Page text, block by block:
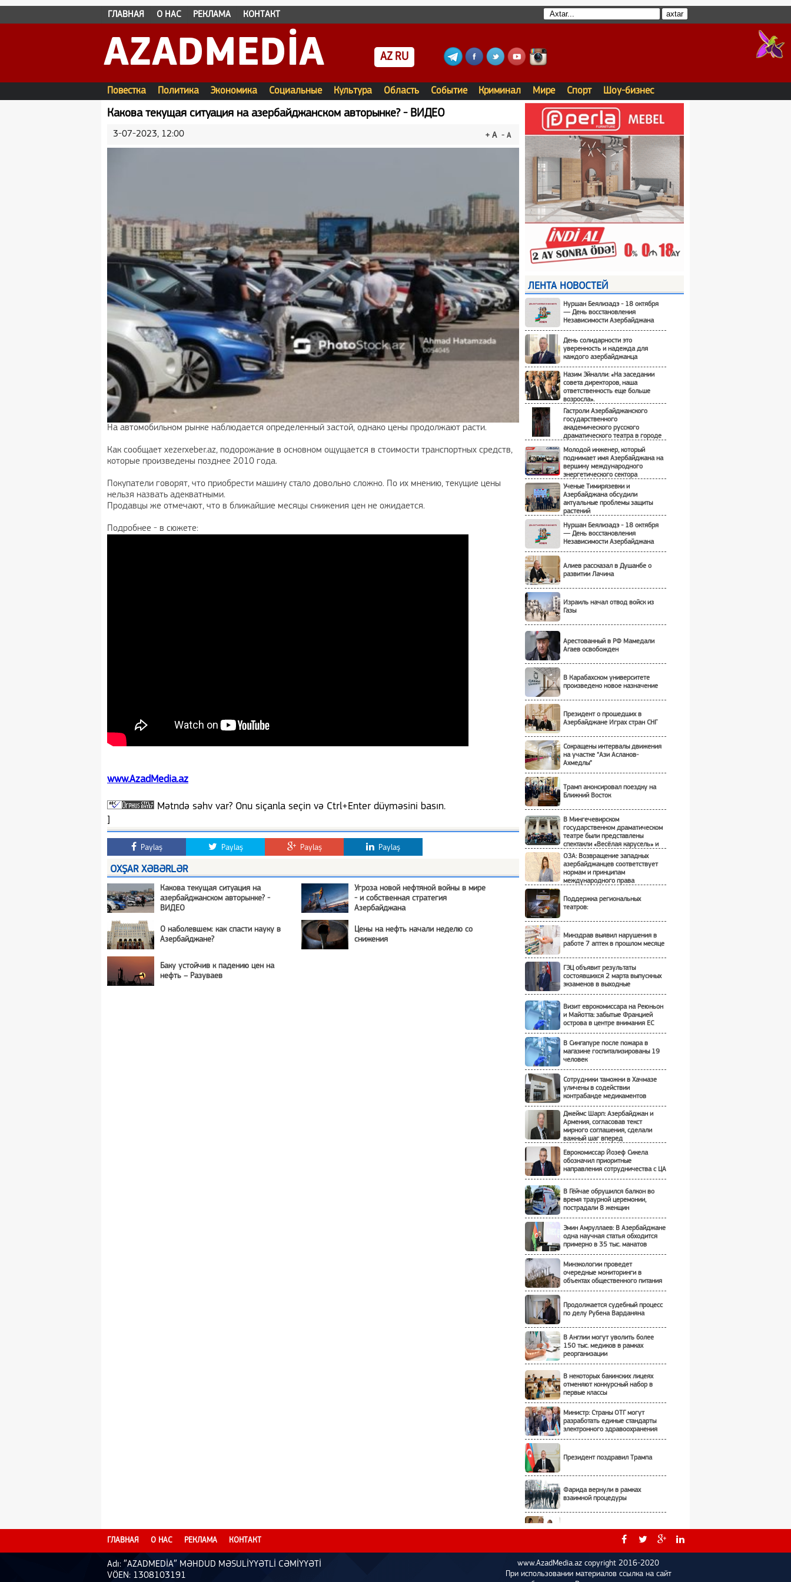
ГЛАВНАЯ О НАС РЕКЛАМА КОНТАКТ
AZADMEDIA AZ RU
Повестка Политика Экономика Социальные Культура Область Событие Криминал Мире Спорт
Шоу-бизнес
Видео
ФОТО
Какова текущая ситуация на азербайджанском авторынке? - ВИДЕО
+ A - A
3-07-2023, 12:00
На автомобильном рынке наблюдается определенный застой, однако цены продолжают расти.
Как сообщает хezerxeber.az, подорожание в основном ощущается в стоимости транспортных средств,
которые произведены позднее 2010 года.
Покупатели говорят, что приобрести машину стало довольно сложно. По их мнению, текущие цены
нельзя назвать адекватными.
Продавцы же отмечают, что в ближайшие месяцы снижения цен не ожидается.
Подробнее - в сюжете:
www.AzadMedia.az
Mətndə səhv var? Onu siçanla seçin və Ctrl+Enter düyməsini basın.
]
Paylaş Paylaş Paylaş Paylaş
OXŞAR XƏBƏRLƏR
Какова текущая ситуация на
азербайджанском авторынке? -
ВИДЕО
Угроза новой нефтяной войны в мире
- и собственная стратегия
Азербайджана
О наболевшем: как спасти науку в
Азербайджане?
Цены на нефть начали неделю со
снижения
Баку устойчив к падению цен на
нефть – Разуваев
ЛЕНТА НОВОСТЕЙ
Нуршан Беялизадэ - 18 октября
— День восстановления
Независимости Азербайджана
День солидарности это
уверенность и надежда для
каждого азербайджанца
Назим Эйналли: «На заседании
совета директоров, наша
ответственность еще больше
возросла».
Гастроли Азербайджанского
государственного
академического русского
драматического театра в городе
Молодой инженер, который
поднимает имя Азербайджана на
вершину международного
энергетического сектора
Ученые Тимирязевки и
Азербайджана обсудили
актуальные проблемы защиты
растений
Нуршан Беялизадэ - 18 октября
— День восстановления
Независимости Азербайджана
Алиев рассказал в Душанбе о
развитии Лачина
Израиль начал отвод войск из
Газы
Арестованный в РФ Мамедали
Агаев освобожден
В Карабахском университете
произведено новое назначение
Президент о прошедших в
Азербайджане Играх стран СНГ
Сокращены интервалы движения
на участке “Ази Асланов-
Ахмедлы”
Трамп анонсировал поездку на
Ближний Восток
В Мингечевирском
государственном драматическом
театре были представлены
спектакли «Весёлая карусель» и
«Бременские музыканты» - ФОТО
ОЗА: Возвращение западных
азербайджанцев соответствует
нормам и принципам
международного права
Поддержка региональных
театров:
Минздрав выявил нарушения в
работе 7 аптек в прошлом месяце
ГЭЦ объявит результаты
состоявшихся 2 марта выпускных
экзаменов в выходные
Визит еврокомиссара на Реюньон
и Майотта: забытые Францией
острова в центре внимания ЕС
В Сингапуре после пожара в
магазине госпитализированы 19
человек
Сотрудники таможни в Хачмазе
уличены в содействии
контрабанде медикаментов
Джеймс Шарп: Азербайджан и
Армения, согласовав текст
мирного соглашения, сделали
важный шаг вперед
Еврокомиссар Йозеф Сикела
обозначил приоритные
направления сотрудничества с ЦА
В Гёйчае обрушился балкон во
время траурной церемонии,
пострадали 8 женщин
Эмин Амруллаев: В Азербайджане
одна научная статья обходится
примерно в 35 тыс. манатов
Минэкологии проведет
очередные мониторинги в
объектах общественного питания
Продолжается судебный процесс
по делу Рубена Варданяна
В Англии могут уволить более
150 тыс. медиков в рамках
реорганизации
В некоторых бакинских лицеях
отменяют конкурсный набор в
первые классы
Министр: Страны ОТГ могут
разработать единые стандарты
электронного здравоохранения
Президент поздравил Трампа
Фарида вернули в рамках
взаимной процедуры
Марко Рубио стал госсекретарем
США
ГЛАВНАЯ О НАС РЕКЛАМА КОНТАКТ
Adı: ″AZADMEDİA″ MƏHDUD MƏSULİYYƏTLİ CƏMİYYƏTİ
VÖEN: 1308103191
www.AzadMedia.az copyright 2016-2020
При использовании материалов ссылка на сайт